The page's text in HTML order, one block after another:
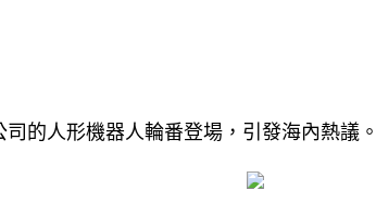
的人形機器人輪番登場，引發海內熱議。